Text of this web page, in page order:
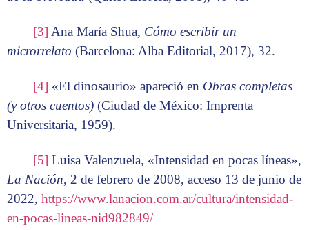
[3] Ana María Shua, Cómo escribir un
microrrelato (Barcelona: Alba Editorial, 2017), 32.
[4] «El dinosaurio» apareció en Obras completas
(y otros cuentos) (Ciudad de México: Imprenta
Universitaria, 1959).
[5] Luisa Valenzuela, «Intensidad en pocas líneas»,
La Nación, 2 de febrero de 2008, acceso 13 de junio de
2022, https://www.lanacion.com.ar/cultura/intensidad-
en-pocas-lineas-nid982849/